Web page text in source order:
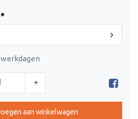
werkdagen
+
aan winkelwagen